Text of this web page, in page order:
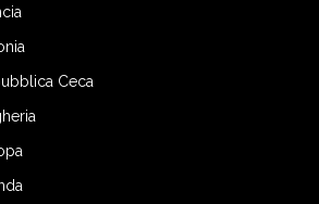
Ceca